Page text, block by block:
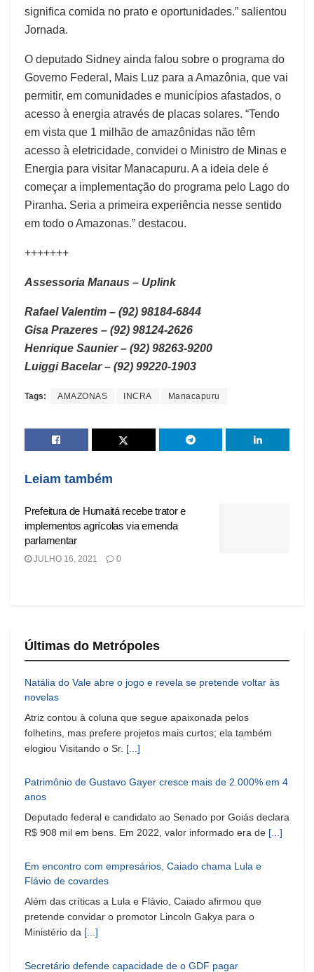
significa comida no prato e oportunidades.” salientou
Jornada.
O deputado Sidney ainda falou sobre o programa do
Governo Federal, Mais Luz para a Amazônia, que vai
permitir, em comunidades e municípios afastados, o
acesso à energia através de placas solares. “Tendo
em vista que 1 milhão de amazônidas não têm
acesso à eletricidade, convidei o Ministro de Minas e
Energia para visitar Manacapuru. A a ideia dele é
começar a implementação do programa pelo Lago do
Piranha. Seria a primeira experiência nesse sentido
em todo o Amazonas.” destacou.
+++++++
Assessoria Manaus – Uplink
Rafael Valentim – (92) 98184-6844
Gisa Prazeres – (92) 98124-2626
Henrique Saunier – (92) 98263-9200
Luiggi Bacelar – (92) 99220-1903
Tags: AMAZONAS INCRA Manacapuru
Leiam também
Prefeitura de Humaitá recebe trator e
implementos agrícolas via emenda
parlamentar
JULHO 16, 2021 0
Últimas do Metrópoles
Natália do Vale abre o jogo e revela se pretende voltar às
novelas
Atriz contou à coluna que segue apaixonada pelos
folhetins, mas prefere projetos mais curtos; ela também
elogiou Visitando o Sr. [...]
Patrimônio de Gustavo Gayer cresce mais de 2.000% em 4
anos
Deputado federal e candidato ao Senado por Goiás declara
R$ 908 mil em bens. Em 2022, valor informado era de [...]
Em encontro com empresários, Caiado chama Lula e
Flávio de covardes
Além das críticas a Lula e Flávio, Caiado afirmou que
pretende convidar o promotor Lincoln Gakya para o
Ministério da [...]
Secretário defende capacidade de o GDF pagar